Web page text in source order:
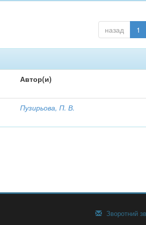
назад 1
Автор(и)
Пузирьова, П. В.
Зворотний